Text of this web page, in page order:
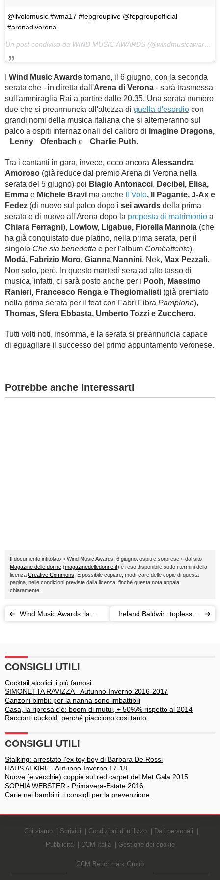
@ilvolomusic #wma17 #fepgrouplive @fepgroupofficial
#arenadiverona
Un post condiviso da WIND MUSIC AWARDS (@windmusicawards) in data:
Wind Music Awards tornano, il 6 giugno, con la seconda
serata che - in diretta dall'Arena di Verona - sarà trasmessa
sull'ammiraglia Rai a partire dalle 20.35. Una serata numero
due che si preannuncia all'altezza di quella d'esordio con
grandi nomi della musica italiana che si alterneranno sul
palco a ospiti internazionali del calibro di Imagine Dragons,
Lenny Ofenbach e Charlie Puth.
Tra i cantanti in gara, invece, ecco ancora Alessandra
Amoroso (già reduce dal premio Arena di Verona nella
serata del 5 giugno) poi Biagio Antonacci, Decibel, Elisa,
Emma e Michele Bravi ma anche Il Volo, Il Pagante, J-Ax e
Fedez (di nuovo sul palco dopo i sei awards della prima
serata e di nuovo all'Arena dopo la proposta di matrimonio a
Chiara Ferragni), Lowlow, Ligabue, Fiorella Mannoia (che
ha già conquistato due platino, nella prima serata, per il
singolo Che sia benedetta e per l'album Combattente),
Modà, Fabrizio Moro, Gianna Nannini, Nek, Max Pezzali.
Non solo, però. In questo martedì sera ad alto tasso di
musica, infatti, ci sarà posto anche per i Pooh, Massimo
Ranieri, Francesco Renga e Thegiornalisti (già premiato
nella prima serata per il feat con Fabri Fibra Pamplona),
Thomas, Sfera Ebbasta, Umberto Tozzi e Zucchero.
Tutti volti noti, insomma, e la serata si preannuncia capace
di eguagliare il successo del primo appuntamento veronese.
Potrebbe anche interessarti
Il documento intitolato « Wind Music Awards, 6 giugno: ospiti e sorprese » dal sito
Magazine delle donne (magazinedelledonne.it) è reso disponibile sotto i termini della
licenza Creative Commons . È possibile copiare, modificare delle copie di questa
pagina, nelle condizioni previste dalla licenza, finché questa nota appaia
chiaramente.
Wind Music Awards: la
Ireland Baldwin: topless (e
CONSIGLI UTILI
Cocktail alcolici: i più famosi
SIMONETTA RAVIZZA - Autunno-Inverno 2016-2017
Canzoni bimbi: per la nanna sono imbattibili
Casa, la ripresa c'è: boom di mutui, + 50%% rispetto al 2014
Racconti cuckold: perché piacciono cosi tanto
CONSIGLI UTILI
Stalking: arrestato l'ex toy boy di Barbara De Rossi
HAUS ALKIRE - Autunno-Inverno 17-18
Nuove (e vecchie) coppie sul red carpet del Met Gala 2015
SOPHIA WEBSTER - Primavera-Estate 2016
Carie nei bambini: i consigli per la prevenzione
Chi siamo Scrivici Condizioni di utilizzo
Dati personali
Pubblicità
CCM Italia Gestione dei cookie
CCM Benchmark Group